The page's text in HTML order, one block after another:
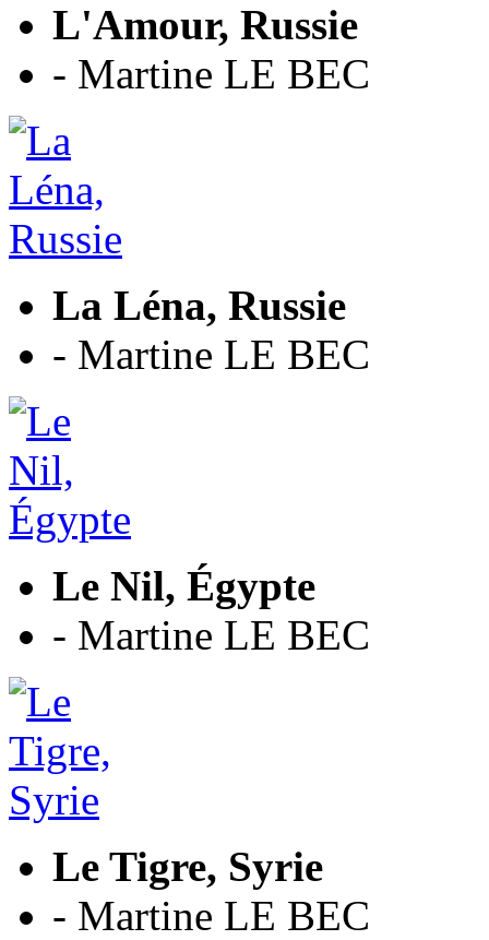
L'Amour, Russie
- Martine LE BEC
La Léna, Russie
- Martine LE BEC
Le Nil, Égypte
- Martine LE BEC
Le Tigre, Syrie
- Martine LE BEC